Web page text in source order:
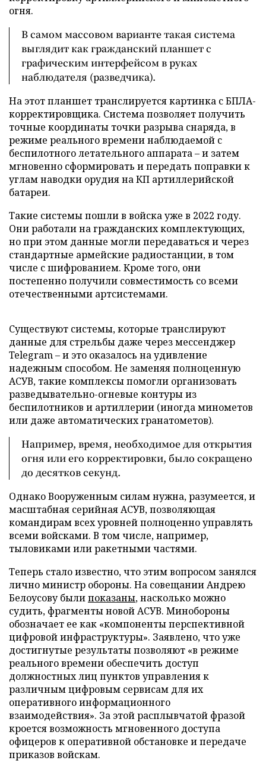
огня.
В самом массовом варианте такая система
выглядит как гражданский планшет с
графическим интерфейсом в руках
наблюдателя (разведчика).
На этот планшет транслируется картинка с БПЛА-
корректировщика. Система позволяет получить
точные координаты точки разрыва снаряда, в
режиме реального времени наблюдаемой с
беспилотного летательного аппарата – и затем
мгновенно сформировать и передать поправки к
углам наводки орудия на КП артиллерийской
батареи.
Такие системы пошли в войска уже в 2022 году.
Они работали на гражданских комплектующих,
но при этом данные могли передаваться и через
стандартные армейские радиостанции, в том
числе с шифрованием. Кроме того, они
постепенно получили совместимость со всеми
отечественными артсистемами.
Существуют системы, которые транслируют
данные для стрельбы даже через мессенджер
Telegram – и это оказалось на удивление
надежным способом. Не заменяя полноценную
АСУВ, такие комплексы помогли организовать
разведывательно-огневые контуры из
беспилотников и артиллерии (иногда минометов
или даже автоматических гранатометов).
Например, время, необходимое для открытия
огня или его корректировки, было сокращено
до десятков секунд.
Однако Вооруженным силам нужна, разумеется, и
масштабная серийная АСУВ, позволяющая
командирам всех уровней полноценно управлять
всеми войсками. В том числе, например,
тыловиками или ракетными частями.
Теперь стало известно, что этим вопросом занялся
лично министр обороны. На совещании Андрею
Белоусову былипоказаны, насколько можно
судить, фрагменты новой АСУВ. Минобороны
обозначает ее как «компоненты перспективной
цифровой инфраструктуры». Заявлено, что уже
достигнутые результаты позволяют «в режиме
реального времени обеспечить доступ
должностных лиц пунктов управления к
различным цифровым сервисам для их
оперативного информационного
взаимодействия». За этой расплывчатой фразой
кроется возможность мгновенного доступа
офицеров к оперативной обстановке и передаче
приказов войскам.